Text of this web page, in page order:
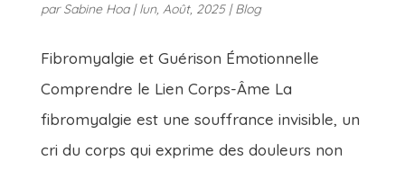
parSabine Hoa|lun, Août, 2025|Blog
Fibromyalgie et Guérison Émotionnelle
Comprendre le Lien Corps-Âme La
fibromyalgie est une souffrance invisible, un
cri du corps qui exprime des douleurs non